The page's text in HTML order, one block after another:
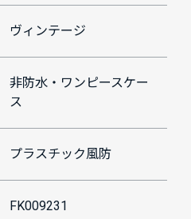
ヴィンテージ
非防水・ワンピースケー
ス
プラスチック風防
FK009231